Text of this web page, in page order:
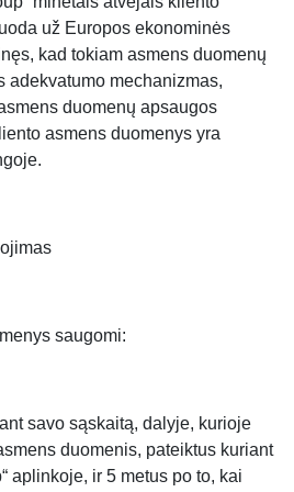
už Europos ekonominės
kad tokiam asmens duomenų
adekvatumo mechanizmas,
duomenų apsaugos
asmens duomenys yra
saugomi:
savo sąskaitą, dalyje, kurioje
duomenis, pateiktus kuriant
aplinkoje, ir 5 metus po to, kai